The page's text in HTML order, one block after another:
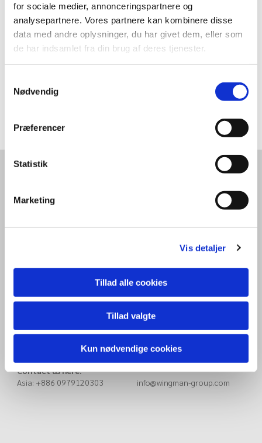
for sociale medier, annonceringspartnere og
analysepartnere. Vores partnere kan kombinere disse
data med andre oplysninger, du har givet dem, eller som
de har indsamlet fra din brug af deres tjenester.
Nødvendig
Præferencer
Statistik
Marketing
Vis detaljer
Tillad alle cookies
Tillad valgte
Kun nødvendige cookies
Wingman Group - Sourcing made easy (Dansk spot)
Wingman GrouponVimeo.
Læs mere om Wingman Group
Xitun District, Taichung City
Taiwan
Haicang District
Xiamen Songyu 14th, 211
Contact us here:
Asia: +886 0979120303 info@wingman-group.com